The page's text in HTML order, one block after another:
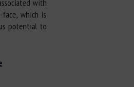
with
which is
potential to